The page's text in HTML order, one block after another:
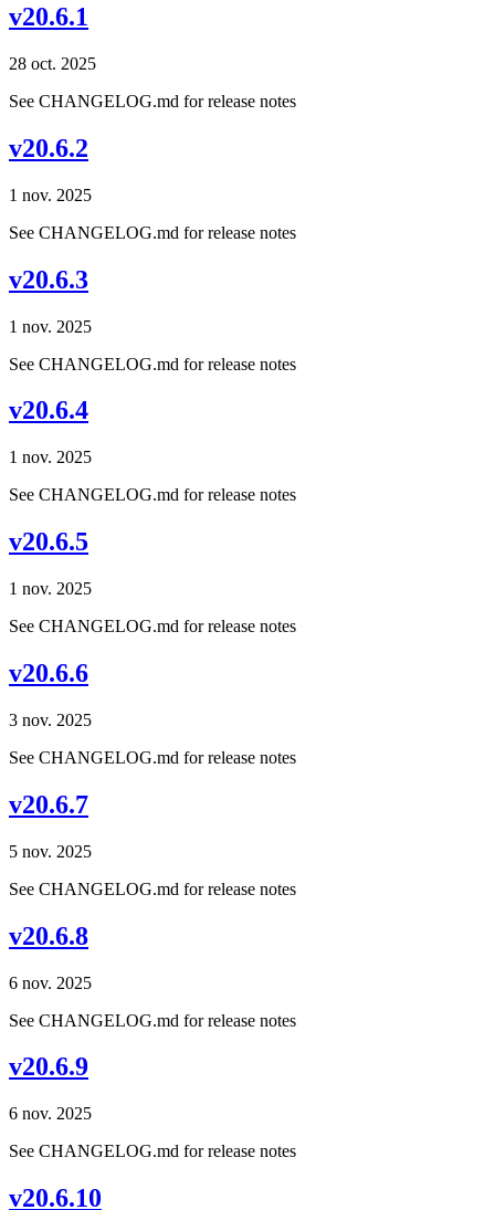
v20.6.1
28 oct. 2025
See CHANGELOG.md for release notes
v20.6.2
1 nov. 2025
See CHANGELOG.md for release notes
v20.6.3
1 nov. 2025
See CHANGELOG.md for release notes
v20.6.4
1 nov. 2025
See CHANGELOG.md for release notes
v20.6.5
1 nov. 2025
See CHANGELOG.md for release notes
v20.6.6
3 nov. 2025
See CHANGELOG.md for release notes
v20.6.7
5 nov. 2025
See CHANGELOG.md for release notes
v20.6.8
6 nov. 2025
See CHANGELOG.md for release notes
v20.6.9
6 nov. 2025
See CHANGELOG.md for release notes
v20.6.10